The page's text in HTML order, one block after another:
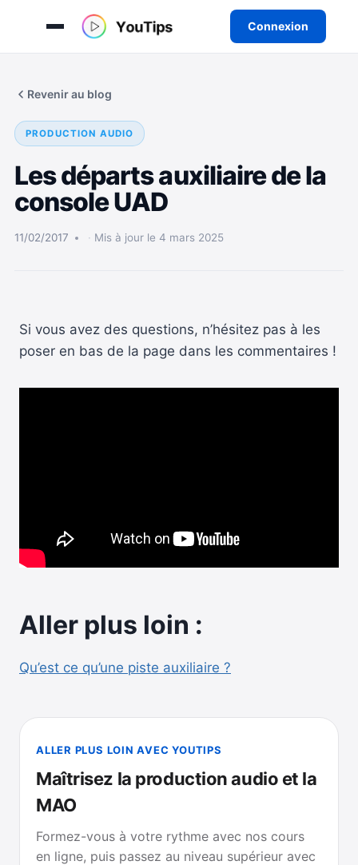
Connexion
Revenir au blog
PRODUCTION AUDIO
Les départs auxiliaire de la
console UAD
11/02/2017 Mis à jour le 4 mars 2025
Si vous avez des questions, n’hésitez pas à les
poser en bas de la page dans les commentaires !
Aller plus loin :
Qu’est ce qu’une piste auxiliaire ?
ALLER PLUS LOIN AVEC YOUTIPS
Maîtrisez la production audio et la
MAO
Formez-vous à votre rythme avec nos cours
en ligne, puis passez au niveau supérieur avec